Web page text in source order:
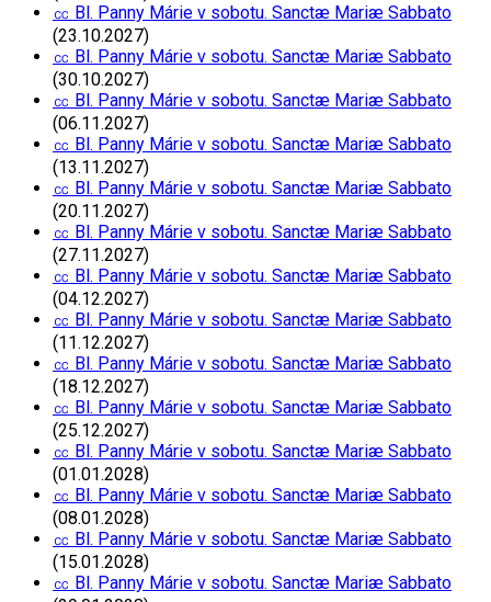
㏄ Bl. Panny Márie v sobotu. Sanctæ Mariæ Sabbato
(23.10.2027)
㏄ Bl. Panny Márie v sobotu. Sanctæ Mariæ Sabbato
(30.10.2027)
㏄ Bl. Panny Márie v sobotu. Sanctæ Mariæ Sabbato
(06.11.2027)
㏄ Bl. Panny Márie v sobotu. Sanctæ Mariæ Sabbato
(13.11.2027)
㏄ Bl. Panny Márie v sobotu. Sanctæ Mariæ Sabbato
(20.11.2027)
㏄ Bl. Panny Márie v sobotu. Sanctæ Mariæ Sabbato
(27.11.2027)
㏄ Bl. Panny Márie v sobotu. Sanctæ Mariæ Sabbato
(04.12.2027)
㏄ Bl. Panny Márie v sobotu. Sanctæ Mariæ Sabbato
(11.12.2027)
㏄ Bl. Panny Márie v sobotu. Sanctæ Mariæ Sabbato
(18.12.2027)
㏄ Bl. Panny Márie v sobotu. Sanctæ Mariæ Sabbato
(25.12.2027)
㏄ Bl. Panny Márie v sobotu. Sanctæ Mariæ Sabbato
(01.01.2028)
㏄ Bl. Panny Márie v sobotu. Sanctæ Mariæ Sabbato
(08.01.2028)
㏄ Bl. Panny Márie v sobotu. Sanctæ Mariæ Sabbato
(15.01.2028)
㏄ Bl. Panny Márie v sobotu. Sanctæ Mariæ Sabbato